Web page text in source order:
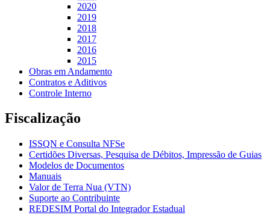
2020
2019
2018
2017
2016
2015
Obras em Andamento
Contratos e Aditivos
Controle Interno
Fiscalização
ISSQN e Consulta NFSe
Certidões Diversas, Pesquisa de Débitos, Impressão de Guias
Modelos de Documentos
Manuais
Valor de Terra Nua (VTN)
Suporte ao Contribuinte
REDESIM Portal do Integrador Estadual